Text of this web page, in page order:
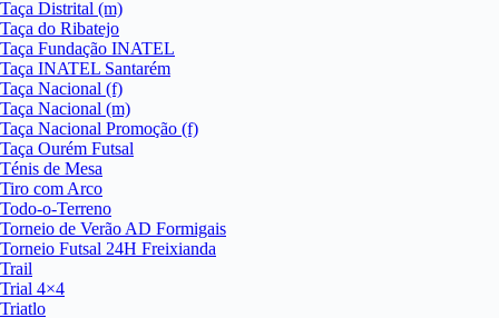
Taça Distrital (m)
Taça do Ribatejo
Taça Fundação INATEL
Taça INATEL Santarém
Taça Nacional (f)
Taça Nacional (m)
Taça Nacional Promoção (f)
Taça Ourém Futsal
Ténis de Mesa
Tiro com Arco
Todo-o-Terreno
Torneio de Verão AD Formigais
Torneio Futsal 24H Freixianda
Trail
Trial 4×4
Triatlo